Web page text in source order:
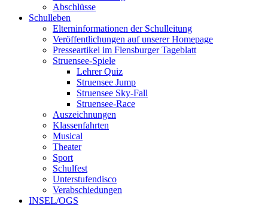
Abschlüsse
Schulleben
Elterninformationen der Schulleitung
Veröffentlichungen auf unserer Homepage
Presseartikel im Flensburger Tageblatt
Struensee-Spiele
Lehrer Quiz
Struensee Jump
Struensee Sky-Fall
Struensee-Race
Auszeichnungen
Klassenfahrten
Musical
Theater
Sport
Schulfest
Unterstufendisco
Verabschiedungen
INSEL/OGS